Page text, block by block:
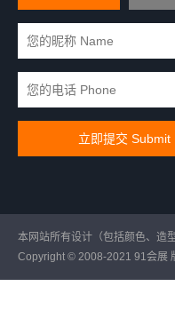
本网站所有设计（包括颜色、造
Copyright © 2008-2021 91会展